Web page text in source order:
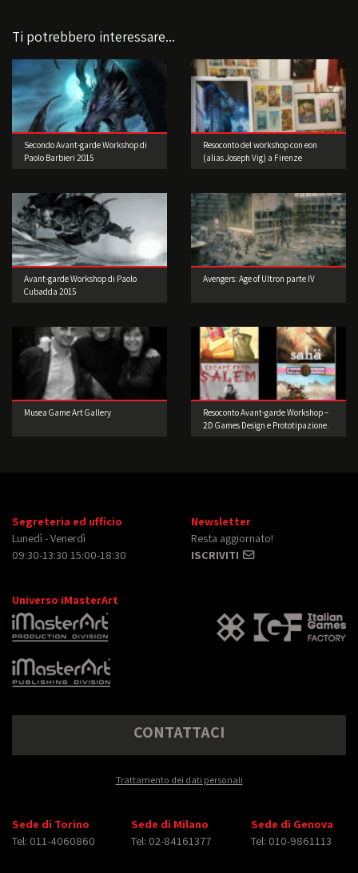
Ti potrebbero interessare...
Secondo Avant-garde Workshop di
Paolo Barbieri 2015
Resoconto del workshop con eon
(alias Joseph Vig) a Firenze
Avant-garde Workshop di Paolo
Cubadda 2015
Avengers: Age of Ultron parte IV
Musea Game Art Gallery
Resoconto Avant-garde Workshop –
2D Games Design e Prototipazione.
Segreteria ed ufficio
Lunedì - Venerdì
09:30-13:30 15:00-18:30
Newsletter
Resta aggiornato!
ISCRIVITI
Universo iMasterArt
CONTATTACI
Trattamento dei dati personali
Sede di Torino
Tel: 011-4060860
Sede di Milano
Tel: 02-84161377
Sede di Genova
Tel: 010-9861113